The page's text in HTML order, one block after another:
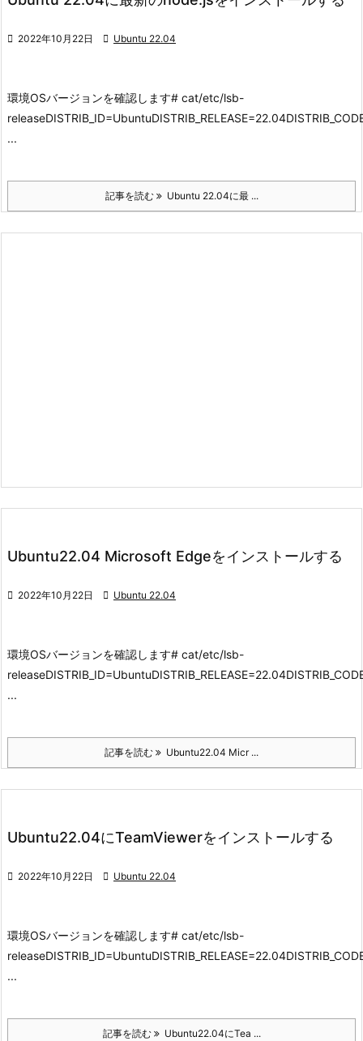
 2022年10月22日  Ubuntu 22.04
環境OSバージョンを確認します# cat/etc/lsb-
...
記事を読む Ubuntu 22.04に最 ...
Ubuntu22.04 Microsoft Edgeをインストールする
 2022年10月22日  Ubuntu 22.04
環境OSバージョンを確認します# cat/etc/lsb-
...
記事を読む Ubuntu22.04 Micr ...
Ubuntu22.04にTeamViewerをインストールする
 2022年10月22日  Ubuntu 22.04
環境OSバージョンを確認します# cat/etc/lsb-
...
記事を読む Ubuntu22.04にTea ...